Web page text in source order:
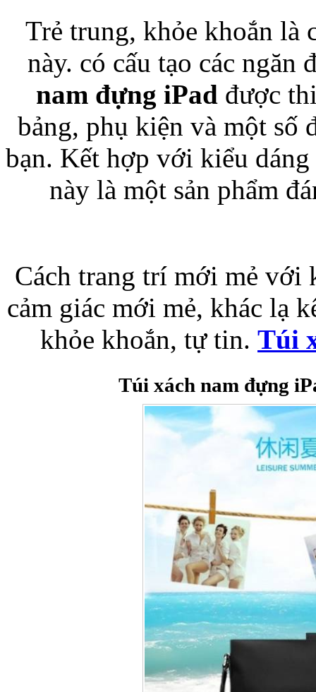
Bao da iPhone 5
Túi đựng iPad
Túi đựng
Bao da Samsung
Bao da Samsung
Trẻ trung, khỏe khoắn là
này. có cấu tạo các
nam đựng iPad được
bảng, phụ kiện và một số
bạn. Kết hợp với kiểu
này là một sản phẩm
Cách trang trí mới mẻ với
cảm giác mới mẻ, khác lạ
khỏe khoắn, tự tin. Túi
Túi xách nam đựng